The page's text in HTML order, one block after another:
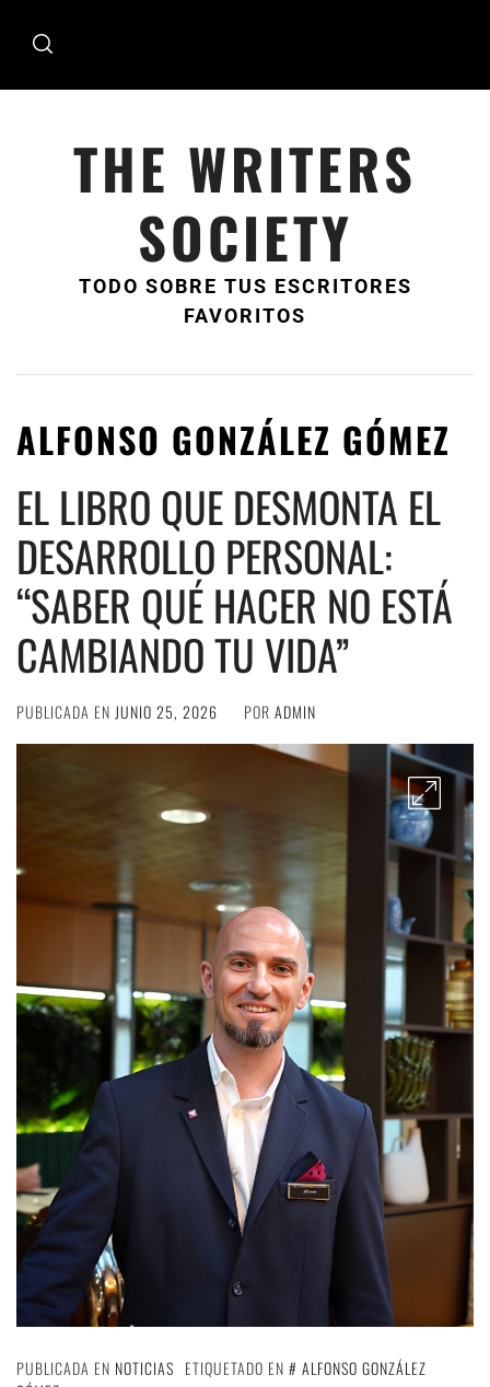
THE WRITERS
SOCIETY
TODO SOBRE TUS ESCRITORES
FAVORITOS
ALFONSO GONZÁLEZ GÓMEZ
EL LIBRO QUE DESMONTA EL
DESARROLLO PERSONAL:
“SABER QUÉ HACER NO ESTÁ
CAMBIANDO TU VIDA”
PUBLICADA EN JUNIO 25, 2026 POR ADMIN
PUBLICADA EN NOTICIAS ETIQUETADO EN
ALFONSO GONZÁLEZ